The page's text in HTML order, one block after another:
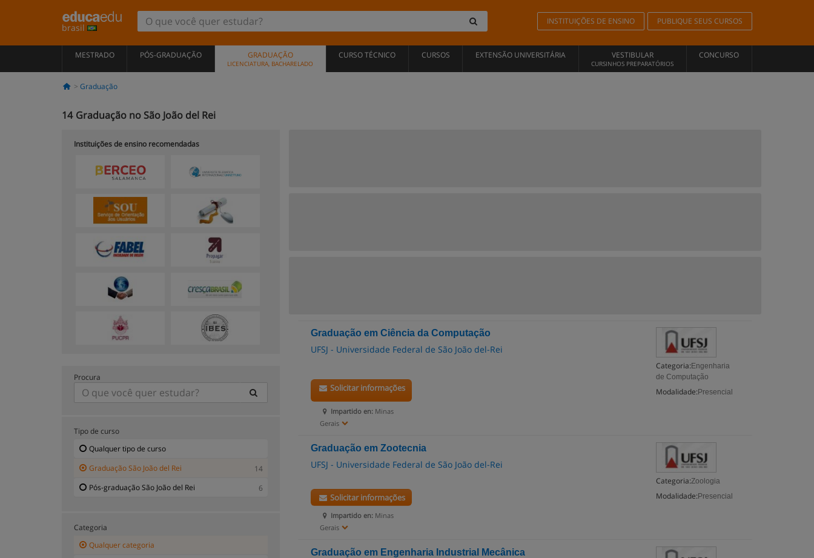
brasil
INSTITUIÇÕES DE ENSINO PUBLIQUE SEUS CURSOS
MESTRADO PÓS-GRADUAÇÃO GRADUAÇÃO
LICENCIATURA, BACHARELADO
CURSO TÉCNICO CURSOS EXTENSÃO UNIVERSITÁRIA VESTIBULAR
CURSINHOS PREPARATÓRIOS
CONCURSO
Graduação
14 Graduação no São João del Rei
Graduação em Ciência da Computação
UFSJ - Universidade Federal de São João del-Rei
Categoria: Engenharia
de Computação
Modalidade: Presencial
Impartido en: Minas
Gerais
Solicitar informações
Graduação em Zootecnia
UFSJ - Universidade Federal de São João del-Rei
Categoria:Zoologia
Modalidade: Presencial
Impartido en: Minas
Gerais
Solicitar informações
Graduação em Engenharia Industrial Mecânica
Instituições de ensino recomendadas
Procura
Tipo de curso
Qualquer tipo de curso
Graduação São João del Rei
14
Pós-graduação São João del Rei
6
Categoria
Qualquer categoria